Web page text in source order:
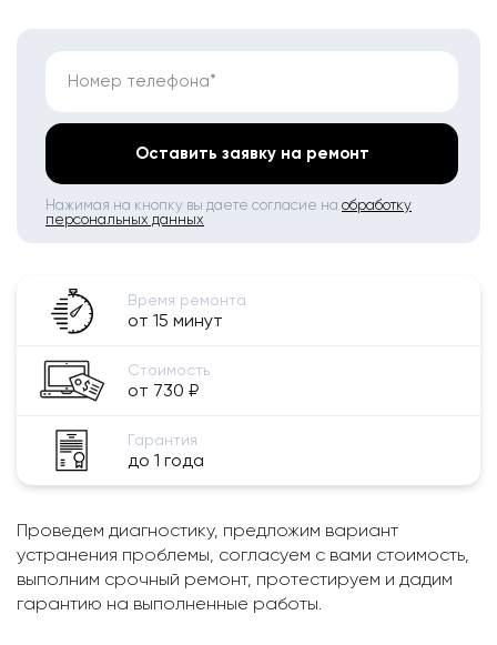
Номер телефона*
Оставить заявку на ремонт
Нажимая на кнопку вы даете согласие на обработку
персональных данных
Время ремонта
от 15 минут
Стоимость
от 730 ₽
Гарантия
до 1 года
Проведем диагностику, предложим вариант
устранения проблемы, согласуем с вами стоимость,
выполним срочный ремонт, протестируем и дадим
гарантию на выполненные работы.